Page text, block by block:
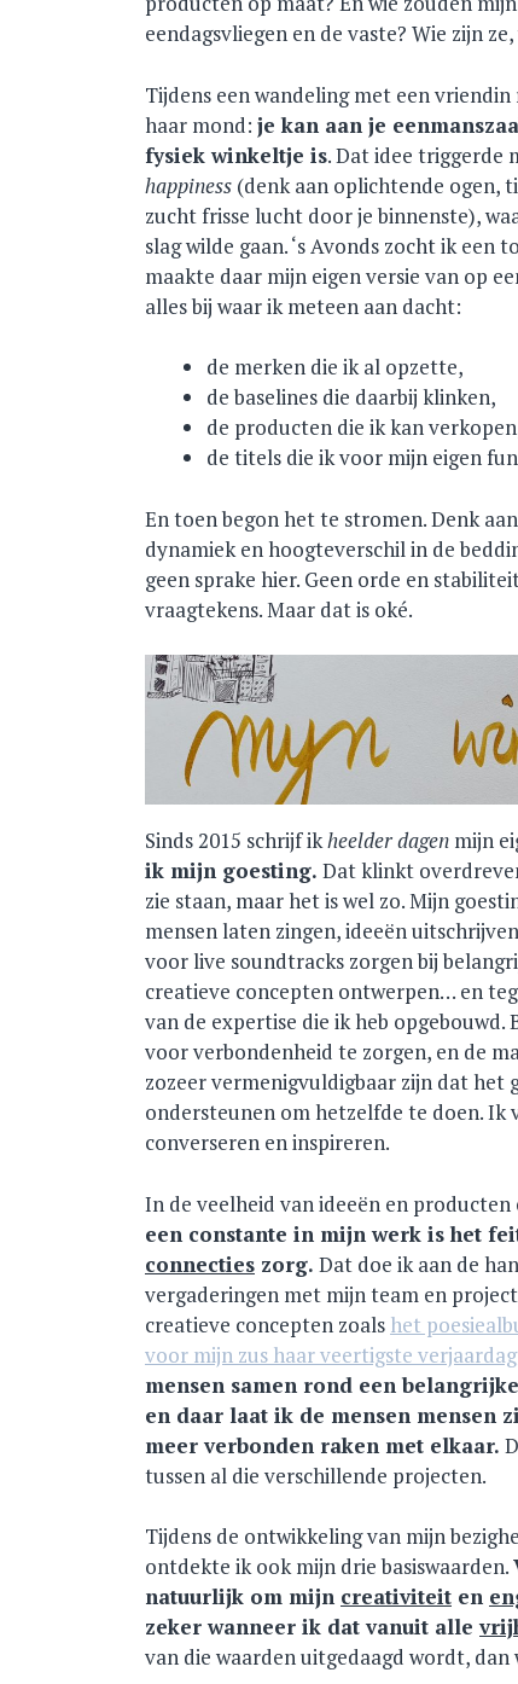
eendagsvliegen en de vaste? Wie zijn
Tijdens een wandeling met een
haar mond: je kan aan je
fysiek winkeltje is. Dat idee triggerde
happiness (denk aan oplichtende ogen,
zucht frisse lucht door je binnenste),
slag wilde gaan. ‘s Avonds zocht ik
maakte daar mijn eigen versie van op
alles bij waar ik meteen aan dacht:
de merken die ik al opzette,
de baselines die daarbij klinken,
de producten die ik kan
de titels die ik voor mijn eigen
En toen begon het te stromen. Denk
dynamiek en hoogteverschil in de
geen sprake hier. Geen orde en
vraagtekens. Maar dat is oké.
Sinds 2015 schrijf ikheelder dagen mijn
ik mijn goesting. Dat klinkt
zie staan, maar het is wel zo. Mijn
mensen laten zingen, ideeën
voor live soundtracks zorgen bij
creatieve concepten ontwerpen… en
van de expertise die ik heb opgebouwd.
voor verbondenheid te zorgen, en de
zozeer vermenigvuldigbaar zijn dat het
ondersteunen om hetzelfde te doen. Ik
converseren en inspireren.
In de veelheid van ideeën en
een constante in mijn werk is het
connecties zorg. Dat doe ik aan de
vergaderingen met mijn team en
creatieve concepten zoals het
voor mijn zus haar veertigste
mensen samen rond een
en daar laat ik de mensen mensen
meer verbonden raken met elkaar.
tussen al die verschillende projecten.
Tijdens de ontwikkeling van mijn
ontdekte ik ook mijn drie basiswaarden.
natuurlijk om mijn creativiteit en
zeker wanneer ik dat vanuit alle
van die waarden uitgedaagd wordt, dan